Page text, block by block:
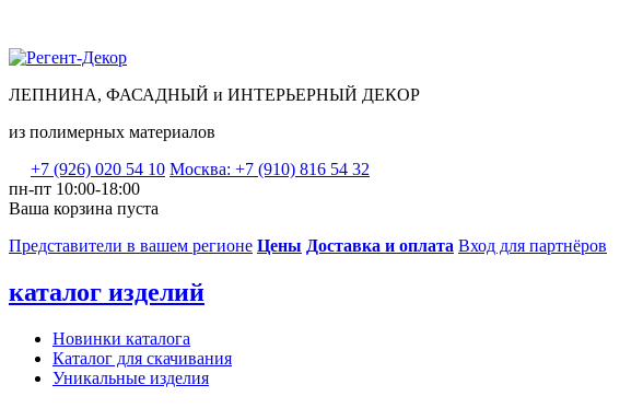
ЛЕПНИНА, ФАСАДНЫЙ и ИНТЕРЬЕРНЫЙ ДЕКОР
из полимерных материалов
+7 (926) 020 54 10 Москва: +7 (910) 816 54 32
пн-пт 10:00-18:00
Ваша корзина пуста
Представители в вашем регионе Цены Доставка и оплата Вход для партнёров
каталог изделий
Новинки каталога
Каталог для скачивания
Уникальные изделия